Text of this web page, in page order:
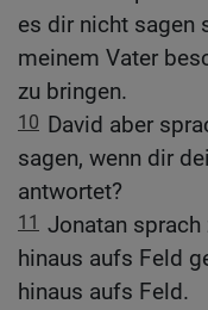
es dir nicht sagen
meinem Vater
zu bringen.
10 David aber
sagen, wenn dir
antwortet?
11 Jonatan sprach
hinaus aufs Feld
hinaus aufs Feld.